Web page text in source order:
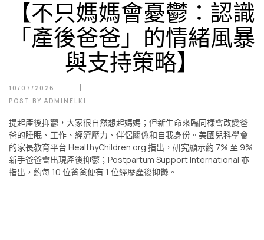
【不只媽媽會憂鬱：認識
「產後爸爸」的情緒風暴
與支持策略】
10/07/2026
POST BY ADMINELKI
提起產後抑鬱，大家很自然想起媽媽；但新生命來臨同樣會改變爸
爸的睡眠、工作、經濟壓力、伴侶關係和自我身份。美國兒科學會
的家長教育平台 HealthyChildren.org 指出，研究顯示約 7% 至 9%
新手爸爸會出現產後抑鬱；Postpartum Support International 亦
指出，約每 10 位爸爸便有 1 位經歷產後抑鬱。